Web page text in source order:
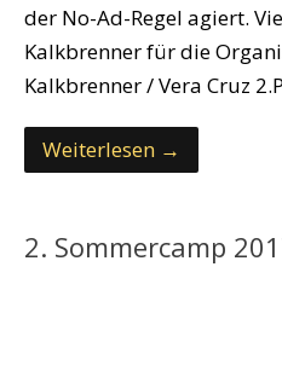
der No-Ad-Regel agiert.
Kalkbrenner für die
Kalkbrenner / Vera Cruz
Weiterlesen →
2. Sommercamp